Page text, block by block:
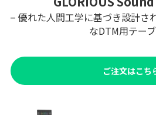
– 優れた人間工学に基づき設計さ
なDTM用テー
ご注文はこち